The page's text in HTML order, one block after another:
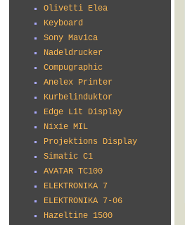
Olivetti Elea
Keyboard
Sony Mavica
Nadeldrucker
Compugraphic
Anelex Printer
Kurbelinduktor
Edge Lit Display
Nixie MIL
Projektions Display
Simatic C1
AVATAR TC100
ELEKTRONIKA 7
ELEKTRONIKA 7-06
Hazeltine 1500